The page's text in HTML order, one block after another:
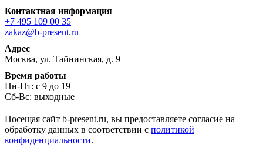
Контактная информация
+7 495 109 00 35
zakaz@b-present.ru
Адрес
Москва, ул. Тайнинская, д. 9
Время работы
Пн-Пт: с 9 до 19
Сб-Вс: выходные
Посещая сайт b-present.ru, вы предоставляете согласие на
обработку данных в соответствии с политикой
конфиденциальности.